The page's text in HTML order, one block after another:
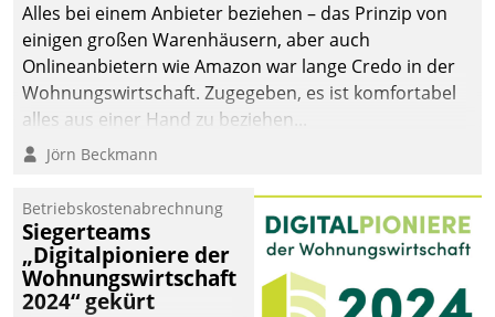
Alles bei einem Anbieter beziehen – das Prinzip von
einigen großen Warenhäusern, aber auch
Onlineanbietern wie Amazon war lange Credo in der
Wohnungswirtschaft. Zugegeben, es ist komfortabel
alles aus einer Hand zu beziehen...
Jörn Beckmann
Betriebskostenabrechnung
Siegerteams
„Digitalpioniere der
Wohnungswirtschaft
2024“ gekürt